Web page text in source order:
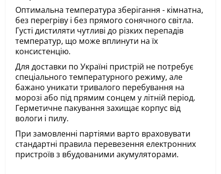
Оптимальна температура зберігання - кімнатна,
без перегріву і без прямого сонячного світла.
Густі дистиляти чутливі до різких перепадів
температур, що може вплинути на їх
консистенцію.
Для доставки по Україні пристрій не потребує
спеціального температурного режиму, але
бажано уникати тривалого перебування на
морозі або під прямим сонцем у літній період.
Герметичне пакування захищає корпус від
вологи і пилу.
При замовленні партіями варто враховувати
стандартні правила перевезення електронних
пристроїв з вбудованими акумуляторами.